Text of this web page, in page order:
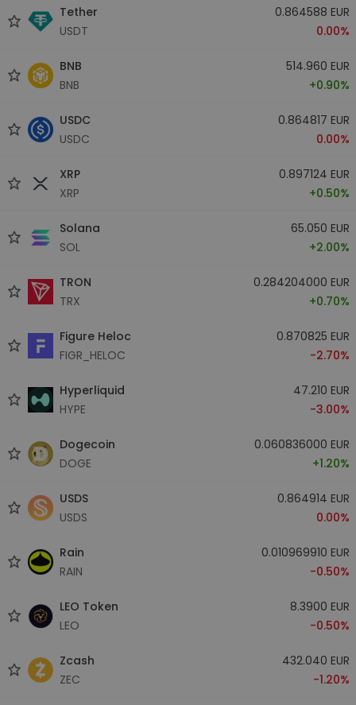
Tether
USDT
0.864588 EUR
0.00%
BNB
BNB
514.960 EUR
+0.90%
USDC
USDC
0.864817 EUR
0.00%
XRP
XRP
0.897124 EUR
+0.50%
Solana
SOL
65.050 EUR
+2.00%
TRON
TRX
0.284204000 EUR
+0.70%
Figure Heloc
FIGR_HELOC
0.870825 EUR
-2.70%
Hyperliquid
HYPE
47.210 EUR
-3.00%
Dogecoin
DOGE
0.060836000 EUR
+1.20%
USDS
USDS
0.864914 EUR
0.00%
Rain
RAIN
0.010969910 EUR
-0.50%
LEO Token
LEO
8.3900 EUR
-0.50%
Zcash
ZEC
432.040 EUR
-1.20%